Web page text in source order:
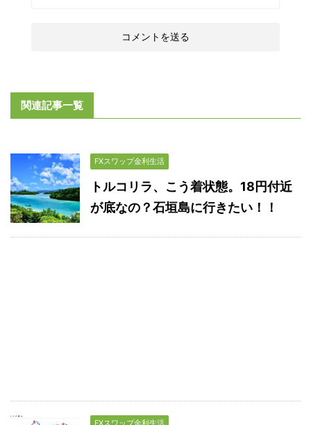
関連記事一覧
FXスワップ金利生活
トルコリラ、こう着状態。18円付近
が底なの？石垣島に行きたい！！